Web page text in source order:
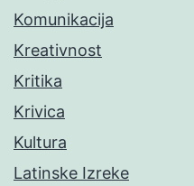
Komunikacija
Kreativnost
Kritika
Krivica
Kultura
Latinske Izreke